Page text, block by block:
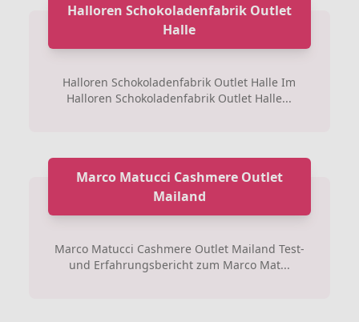
Halloren Schokoladenfabrik Outlet
Halle
Halloren Schokoladenfabrik Outlet Halle Im
Halloren Schokoladenfabrik Outlet Halle...
Marco Matucci Cashmere Outlet
Mailand
Marco Matucci Cashmere Outlet Mailand Test-
und Erfahrungsbericht zum Marco Mat...